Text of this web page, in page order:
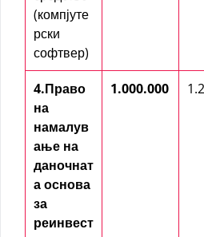
(компјуте
рски
софтвер)
4.Право
на
намалув
ање на
даночнат
а основа
за
реинвест
1.000.000